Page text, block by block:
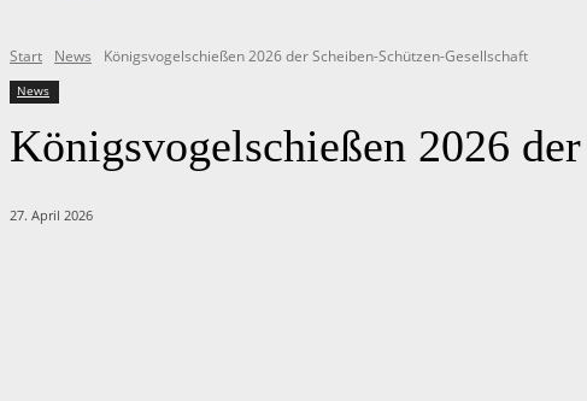
Start News Königsvogelschießen 2026 der Scheiben-Schützen-Gesellschaft
News
Königsvogelschießen 2026
27. April 2026